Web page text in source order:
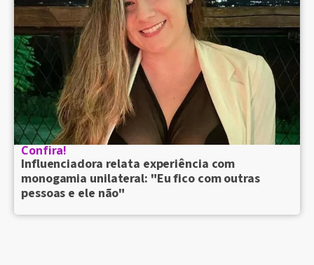
Confira!
Influenciadora relata experiência com
monogamia unilateral: "Eu fico com outras
pessoas e ele não"